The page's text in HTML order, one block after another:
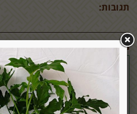
תגובות:
מוצרים דומים: